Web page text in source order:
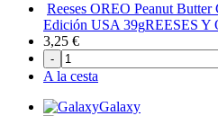
Reeses OREO Peanut
Edición USA 39gREESES Y
3,25 €
-
A la cesta
Galaxy